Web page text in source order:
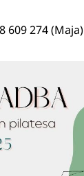
609 274 (Maja)